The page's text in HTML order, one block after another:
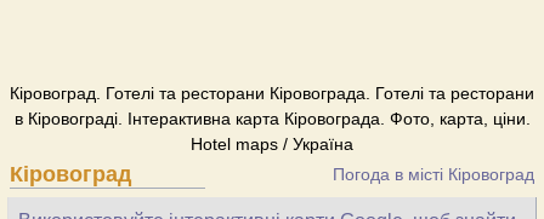
Кіровоград. Готелі та ресторани Кіровограда. Готелі та ресторани
в Кіровограді. Інтерактивна карта Кіровограда. Фото, карта, ціни.
Hotel maps / Україна
Кіровоград Погода в місті Кіровоград